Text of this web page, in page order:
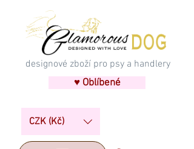
designové zboží pro psy a handlery
♥ Oblíbené
CZK (Kč)